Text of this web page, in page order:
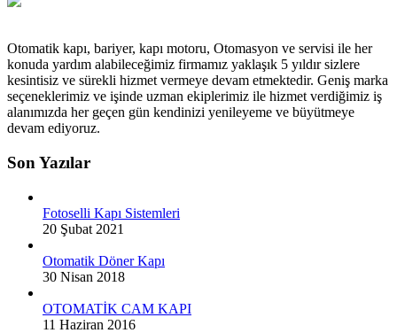
Otomatik kapı, bariyer, kapı motoru, Otomasyon ve servisi ile her
konuda yardım alabileceğimiz firmamız yaklaşık 5 yıldır sizlere
kesintisiz ve sürekli hizmet vermeye devam etmektedir. Geniş marka
seçeneklerimiz ve işinde uzman ekiplerimiz ile hizmet verdiğimiz iş
alanımızda her geçen gün kendinizi yenileyeme ve büyütmeye
devam ediyoruz.
Son Yazılar
Fotoselli Kapı Sistemleri
20 Şubat 2021
Otomatik Döner Kapı
30 Nisan 2018
OTOMATİK CAM KAPI
11 Haziran 2016